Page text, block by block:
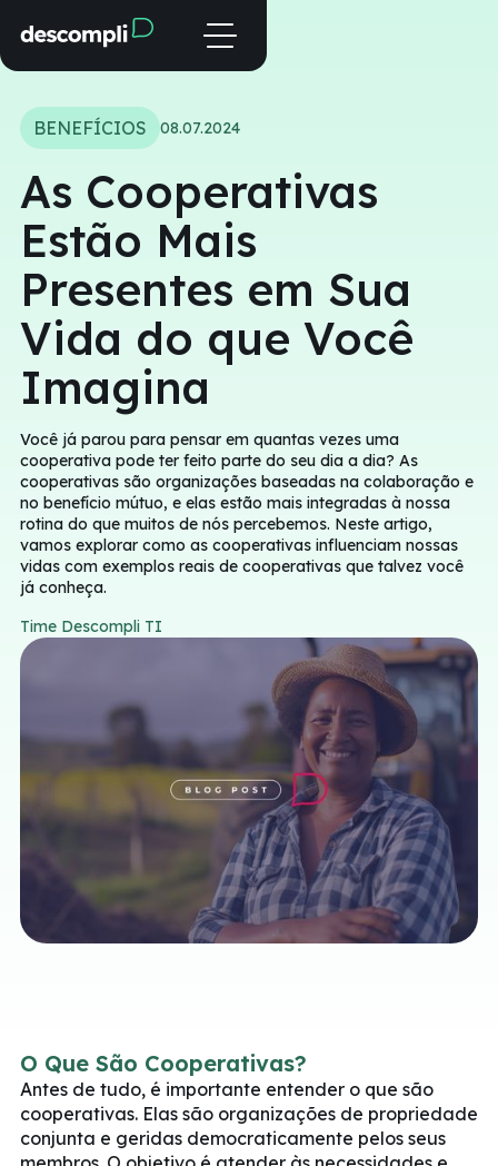
BENEFÍCIOS 08.07.2024
As Cooperativas
Estão Mais
Presentes em Sua
Vida do que Você
Imagina
Você já parou para pensar em quantas vezes uma
cooperativa pode ter feito parte do seu dia a dia? As
cooperativas são organizações baseadas na colaboração e
no benefício mútuo, e elas estão mais integradas à nossa
rotina do que muitos de nós percebemos. Neste artigo,
vamos explorar como as cooperativas influenciam nossas
vidas com exemplos reais de cooperativas que talvez você
já conheça.
Time Descompli TI
O Que São Cooperativas?
Antes de tudo, é importante entender o que são
cooperativas. Elas são organizações de propriedade
conjunta e geridas democraticamente pelos seus